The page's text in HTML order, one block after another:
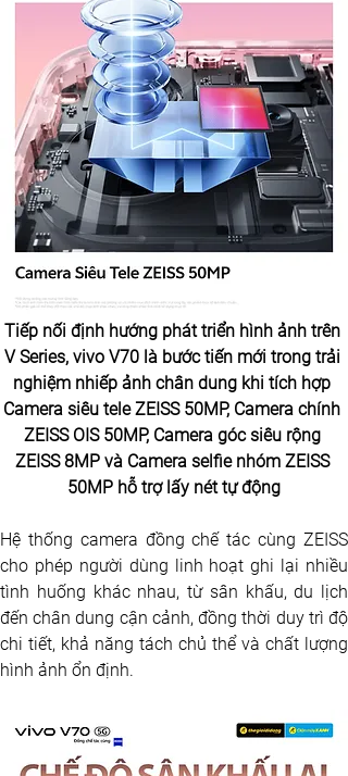
Tiếp nối định hướng phát triển hình ảnh trên
V Series, vivo V70 là bước tiến mới trong trải
nghiệm nhiếp ảnh chân dung khi tích hợp
Camera siêu tele ZEISS 50MP, Camera chính
ZEISS OIS 50MP, Camera góc siêu rộng
ZEISS 8MP và Camera selfie nhóm ZEISS
50MP hỗ trợ lấy nét tự động
Hệ thống camera đồng chế tác cùng ZEISS
cho phép người dùng linh hoạt ghi lại nhiều
tình huống khác nhau, từ sân khấu, du lịch
đến chân dung cận cảnh, đồng thời duy trì độ
chi tiết, khả năng tách chủ thể và chất lượng
hình ảnh ổn định.